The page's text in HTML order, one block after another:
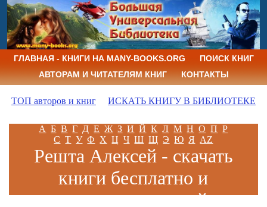
ГЛАВНАЯ - КНИГИ НА MANY-BOOKS.ORG
ПОИСК КНИГ
АВТОРАМ И ЧИТАТЕЛЯМ КНИГ
КОНТАКТЫ
ТОП авторов и книг ИСКАТЬ КНИГУ В БИБЛИОТЕКЕ
А Б В Г Д Е Ж З И Й К Л М Н О П Р
С Т У Ф Х Ц Ч Ш Щ Э Ю Я AZ
Решта Алексей - скачать
книги бесплатно и
читать книги онлайн